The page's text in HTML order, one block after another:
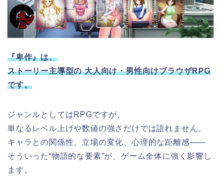
『卑作』は、
ストーリー主導型の 大人向け・男性向けブラウザRPG
です。
ジャンルとしてはRPGですが、
単なるレベル上げや数値の強さだけでは語れません。
キャラとの関係性、立場の変化、心理的な距離感――
そういった“物語的な要素”が、ゲーム全体に強く影響し
ます。